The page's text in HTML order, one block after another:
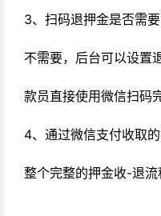
3、扫码退押金是否需
不需要，后台可以设置
款员直接使用微信扫码
4、通过微信支付收取
整个完整的押金收-退流